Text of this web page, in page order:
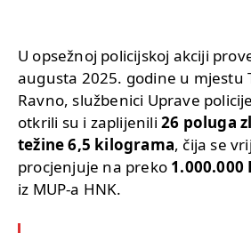
U opsežnoj policijskoj akciji
augusta 2025. godine u mjestu
Ravno, službenici Uprave
otkrili su i zaplijenili 26 poluga
težine 6,5 kilograma, čija se
procjenjuje na preko 1.000.000
iz MUP-a HNK.